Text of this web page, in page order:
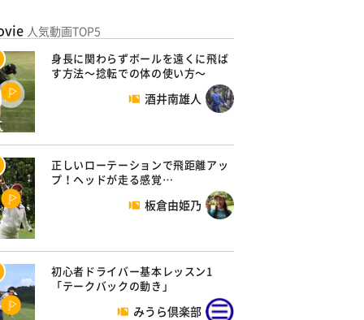
人気動画TOP5
身長に関わらずボールを遠くに飛ば
す方法～捻転での体の使い方～
酒井南雄人
正しいローテーションで飛距離アッ
プ！ヘッドが走る感覚…
板倉由姫乃
初心者ドライバー基本レッスン1
「テークバックの動き」
みうら倶楽部